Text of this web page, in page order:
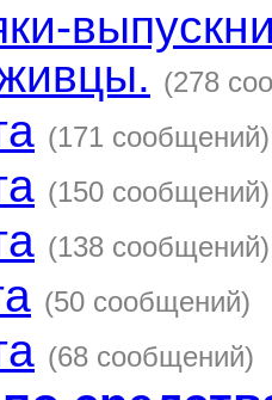
(278
(171 сообщений)
(150 сообщений)
(138 сообщений)
(50 сообщений)
(68 сообщений)